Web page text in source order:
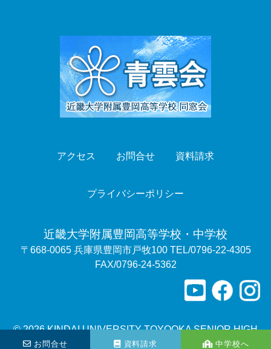
お問合せ 資料請求 中学校へ
アクセス お問合せ 資料請求
プライバシーポリシー
近畿大学附属豊岡高等学校・中学校
〒668-0065 兵庫県豊岡市戸牧100 TEL/0796-22-4305
FAX/0796-24-5362
© 2026 KINDAI UNIVERSITY TOYOOKA SENIOR HIGH
SCHOOL